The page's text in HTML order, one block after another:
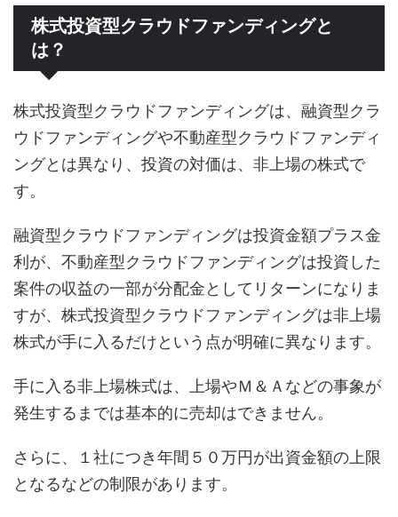
株式投資型クラウドファンディングと
は？
株式投資型クラウドファンディングは、融資型クラ
ウドファンディングや不動産型クラウドファンディ
ングとは異なり、投資の対価は、非上場の株式で
す。
融資型クラウドファンディングは投資金額プラス金
利が、不動産型クラウドファンディングは投資した
案件の収益の一部が分配金としてリターンになりま
すが、株式投資型クラウドファンディングは非上場
株式が手に入るだけという点が明確に異なります。
手に入る非上場株式は、上場やＭ＆Ａなどの事象が
発生するまでは基本的に売却はできません。
さらに、１社につき年間５０万円が出資金額の上限
となるなどの制限があります。